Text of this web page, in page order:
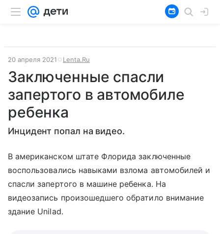
20 апреля 2021 Lenta.Ru
Заключенные спасли
запертого в автомобиле
ребенка
Инцидент попал на видео.
В американском штате Флорида заключенные
воспользовались навыками взлома автомобилей и
спасли запертого в машине ребенка. На
видеозапись произошедшего обратило внимание
здание Unilad.